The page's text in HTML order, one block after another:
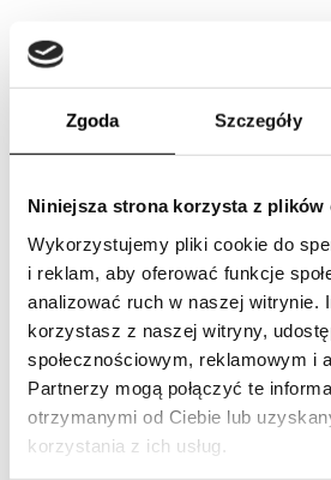
Zgoda Szczegóły
Niniejsza strona korzysta z plików
Wykorzystujemy pliki cookie do
i reklam, aby oferować funkcje
analizować ruch w naszej witrynie.
korzystasz z naszej witryny,
społecznościowym, reklamowym i
Partnerzy mogą połączyć te
otrzymanymi od Ciebie lub
korzystania z ich usług.
filtry SF do ciągników, koparek,
małych dźwigów, koparek do gruzu,
ładowarek teleskopowych,
asfaltowych, wozów ssących,
wyburzeniowych.
Znajdź odpowiedni typ maszyny
porównywarce filtrów.
(Link)
Wyszukaj markę